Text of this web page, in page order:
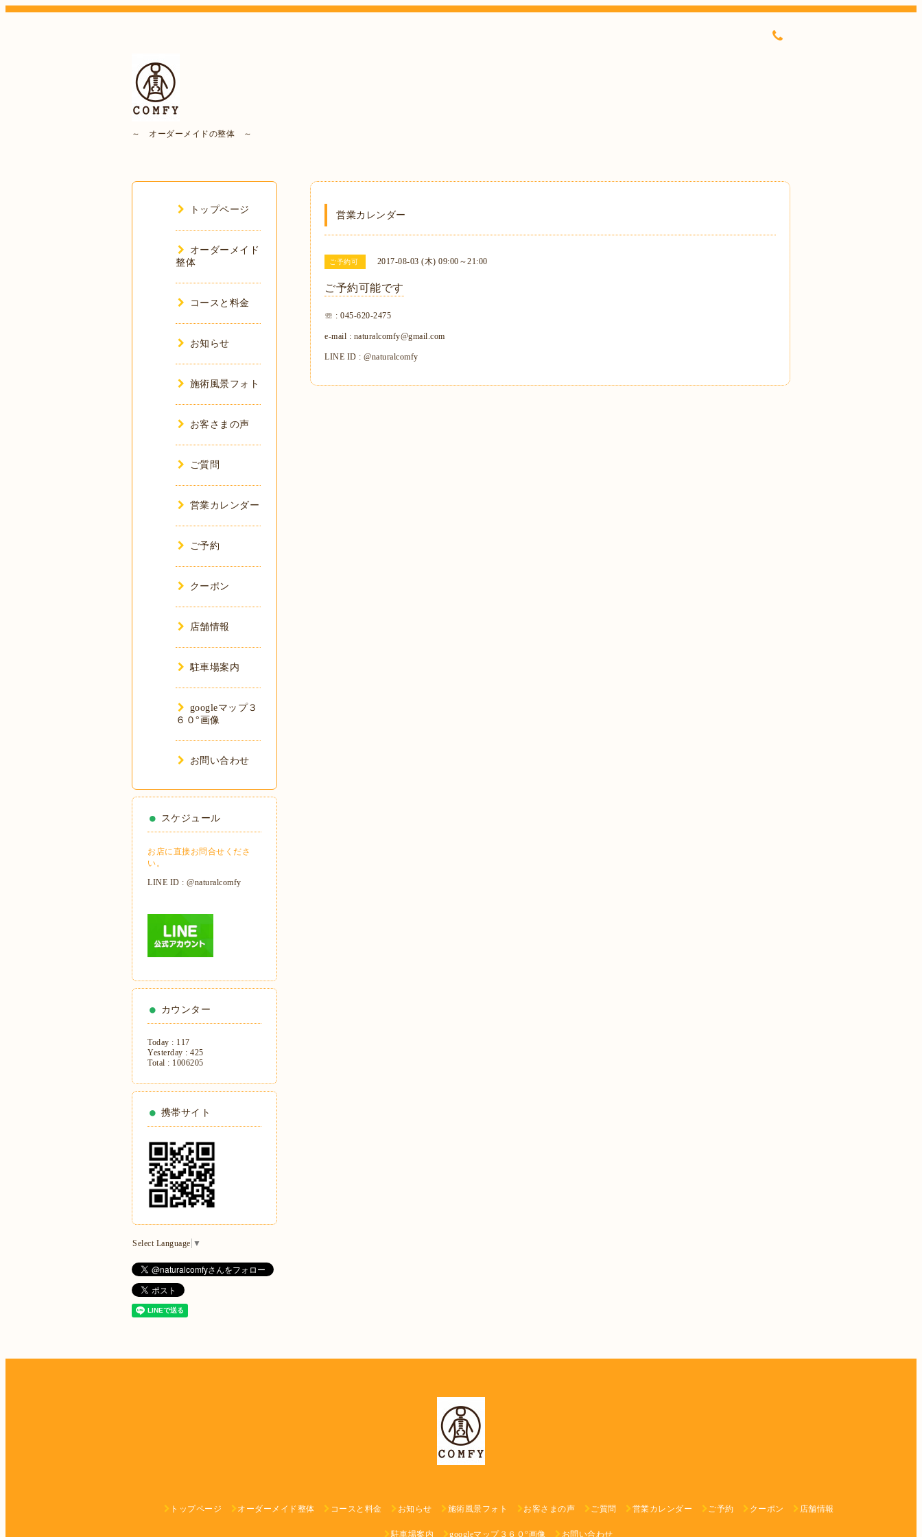
～ オーダーメイドの整体 ～
営業カレンダー
ご予約可 2017-08-03 (木) 09:00～21:00
ご予約可能です
☏ : 045-620-2475
e-mail : naturalcomfy@gmail.com
LINE ID : @naturalcomfy
トップページ
オーダーメイド
整体
コースと料金
お知らせ
施術風景フォト
お客さまの声
ご質問
営業カレンダー
ご予約
クーポン
店舗情報
駐車場案内
googleマップ３
６０°画像
お問い合わせ
スケジュール
お店に直接お問合せくださ
い。
LINE ID : @naturalcomfy
カウンター
Today : 117
Yesterday : 425
Total : 1006205
携帯サイト
Select Language ▼
トップページ オーダーメイド整体 コースと料金 お知らせ 施術風景フォト お客さまの声 ご質問 営業カレンダー ご予約 クーポン 店舗情報
駐車場案内 googleマップ３６０°画像 お問い合わせ